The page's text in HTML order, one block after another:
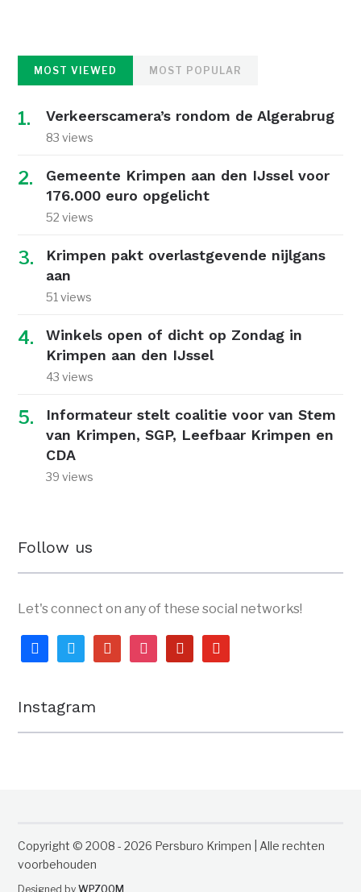
MOST VIEWED MOST POPULAR
Verkeerscamera’s rondom de Algerabrug
83 views
Gemeente Krimpen aan den IJssel voor
176.000 euro opgelicht
52 views
Krimpen pakt overlastgevende nijlgans
aan
51 views
Winkels open of dicht op Zondag in
Krimpen aan den IJssel
43 views
Informateur stelt coalitie voor van Stem
van Krimpen, SGP, Leefbaar Krimpen en
CDA
39 views
Follow us
Let's connect on any of these social networks!
facebooktwitter google instagrampinterestyoutube
Instagram
Copyright © 2008 - 2026 Persburo Krimpen | Alle rechten
voorbehouden
Designed byWPZOOM